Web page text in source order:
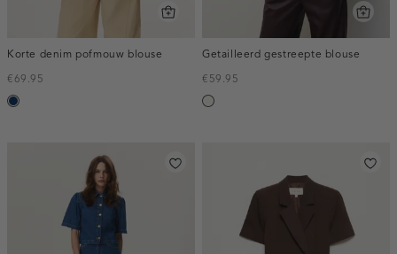
Korte denim pofmouw blouse
€69.95
blauw,
Getailleerd gestreepte blouse
€59.95
creme,